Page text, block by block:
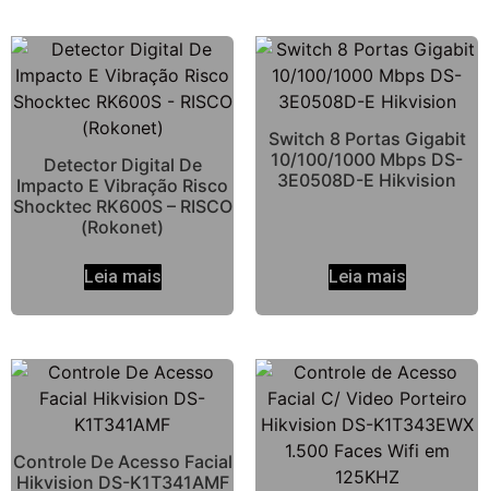
Detector Digital De
Impacto E Vibração Risco
Shocktec RK600S – RISCO
(Rokonet)
Leia mais
Switch 8 Portas Gigabit
10/100/1000 Mbps DS-
3E0508D-E Hikvision
Leia mais
Controle De Acesso Facial
Hikvision DS-K1T341AMF